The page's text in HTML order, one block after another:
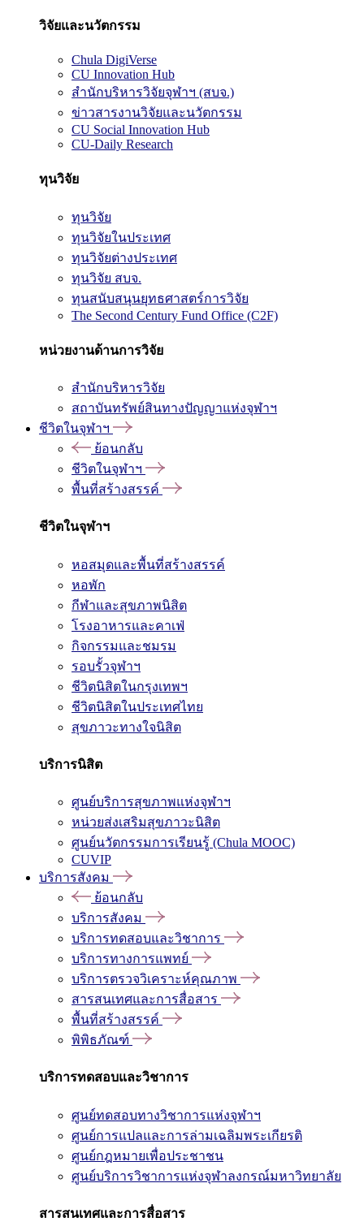
วิจัยและนวัตกรรม
Chula DigiVerse
CU Innovation Hub
สำนักบริหารวิจัยจุฬาฯ (สบจ.)
ข่าวสารงานวิจัยและนวัตกรรม
CU Social Innovation Hub
CU-Daily Research
ทุนวิจัย
ทุนวิจัย
ทุนวิจัยในประเทศ
ทุนวิจัยต่างประเทศ
ทุนวิจัย สบจ.
ทุนสนับสนุนยุทธศาสตร์การวิจัย
The Second Century Fund Office (C2F)
หน่วยงานด้านการวิจัย
สำนักบริหารวิจัย
สถาบันทรัพย์สินทางปัญญาแห่งจุฬาฯ
ชีวิตในจุฬาฯ
ย้อนกลับ
ชีวิตในจุฬาฯ
พื้นที่สร้างสรรค์
ชีวิตในจุฬาฯ
หอสมุดและพื้นที่สร้างสรรค์
หอพัก
กีฬาและสุขภาพนิสิต
โรงอาหารและคาเฟ่
กิจกรรมและชมรม
รอบรั้วจุฬาฯ
ชีวิตนิสิตในกรุงเทพฯ
ชีวิตนิสิตในประเทศไทย
สุขภาวะทางใจนิสิต
บริการนิสิต
ศูนย์บริการสุขภาพแห่งจุฬาฯ
หน่วยส่งเสริมสุขภาวะนิสิต
ศูนย์นวัตกรรมการเรียนรู้ (Chula MOOC)
CUVIP
บริการสังคม
ย้อนกลับ
บริการสังคม
บริการทดสอบและวิชาการ
บริการทางการแพทย์
บริการตรวจวิเคราะห์คุณภาพ
สารสนเทศและการสื่อสาร
พื้นที่สร้างสรรค์
พิพิธภัณฑ์
บริการทดสอบและวิชาการ
ศูนย์ทดสอบทางวิชาการแห่งจุฬาฯ
ศูนย์การแปลและการล่ามเฉลิมพระเกียรติ
ศูนย์กฎหมายเพื่อประชาชน
ศูนย์บริการวิชาการแห่งจุฬาลงกรณ์มหาวิทยาลัย
สารสนเทศและการสื่อสาร